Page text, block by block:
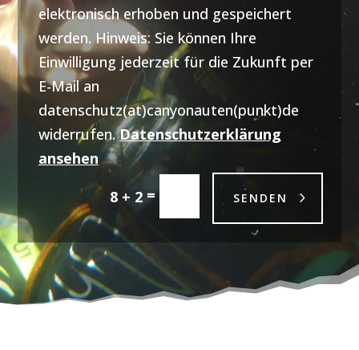
elektronisch erhoben und gespeichert
werden. Hinweis: Sie können Ihre
Einwilligung jederzeit für die Zukunft per
E-Mail an
datenschutz(at)canyonauten(punkt)de
widerrufen.Datenschutzerklärung
ansehen
8 + 2= SENDEN